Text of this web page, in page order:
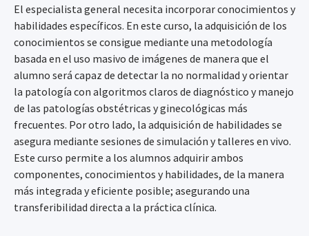
El especialista general necesita incorporar conocimientos y
habilidades específicos. En este curso, la adquisición de los
conocimientos se consigue mediante una metodología
basada en el uso masivo de imágenes de manera que el
alumno será capaz de detectar la no normalidad y orientar
la patología con algoritmos claros de diagnóstico y manejo
de las patologías obstétricas y ginecológicas más
frecuentes. Por otro lado, la adquisición de habilidades se
asegura mediante sesiones de simulación y talleres en vivo.
Este curso permite a los alumnos adquirir ambos
componentes, conocimientos y habilidades, de la manera
más integrada y eficiente posible; asegurando una
transferibilidad directa a la práctica clínica.